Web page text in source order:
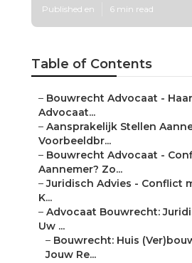
Published en 6 min read
Table of Contents
– Bouwrecht Advocaat -
Advocaat...
– Aansprakelijk Stellen
Voorbeeldbr...
– Bouwrecht Advocaat -
Aannemer? Zo...
–Juridisch Advies - Conflict
K...
– Advocaat Bouwrecht:
Uw ...
– Bouwrecht: Huis
Jouw Re...